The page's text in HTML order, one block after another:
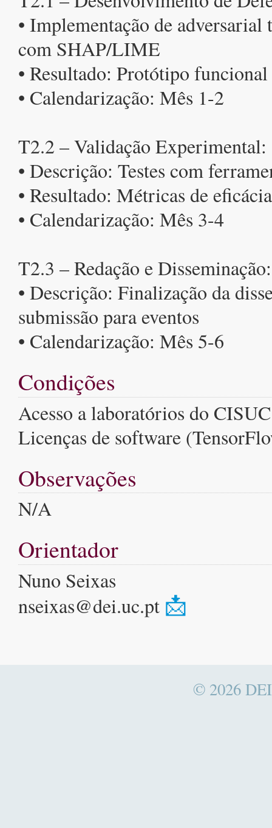
• Implementação de adversarial
com SHAP/LIME
• Resultado: Protótipo funcional
• Calendarização: Mês 1-2
T2.2 – Validação Experimental:
• Descrição: Testes com
• Resultado: Métricas de eficácia
• Calendarização: Mês 3-4
T2.3 – Redação e Disseminação:
• Descrição: Finalização da
submissão para eventos
• Calendarização: Mês 5-6
Condições
Acesso a laboratórios do
Licenças de software
Observações
N/A
Orientador
Nuno Seixas
nseixas@dei.uc.pt 📩
© 2026